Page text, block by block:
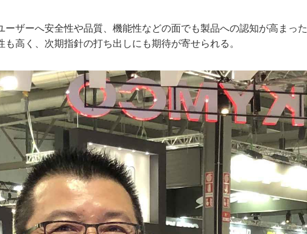
ーザーへ安全性や品質、機能性などの面でも製品への認知が高まった
高く、次期指針の打ち出しにも期待が寄せられる。